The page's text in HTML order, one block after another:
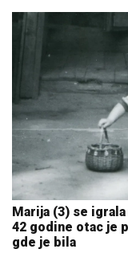
Marija (3) se
42 godine otac je
gde je bila